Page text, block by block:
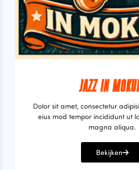
JAZZ IN
Dolor sit amet, consectetur
eius mod tempor incididunt ut
magna aliqua.
Bekijken